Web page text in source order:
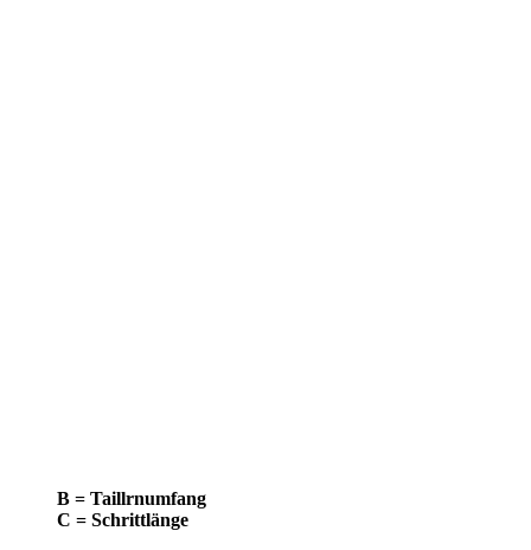
B = Taillrnumfang
C = Schrittlänge